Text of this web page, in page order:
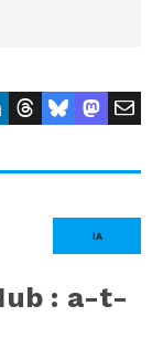
IA
: a-t-